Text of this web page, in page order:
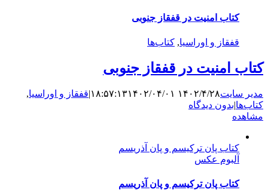
کتاب امنیت در قفقاز جنوبی
قفقاز و اوراسیا, کتاب‌ها
کتاب امنیت در قفقاز جنوبی
مدیر سایت۱۴۰۲/۴/۲۸ ۱۸:۵۷:۱۳ ۱۴۰۲/۰۴/۰۱ |قفقاز و اوراسیا,
کتاب‌ها|بدون دیدگاه
مشاهده
کتاب پان ترکیسم و پان آذریسم
آلبوم عکس
کتاب پان ترکیسم و پان آذریسم